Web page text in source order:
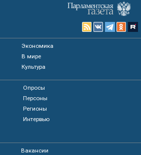
Экономика
В мире
Культура
Опросы
Персоны
Регионы
Интервью
Вакансии